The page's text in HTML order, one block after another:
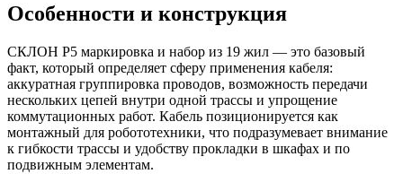
Особенности и конструкция
СКЛОН Р5 маркировка и набор из 19 жил — это базовый
факт, который определяет сферу применения кабеля:
аккуратная группировка проводов, возможность передачи
нескольких цепей внутри одной трассы и упрощение
коммутационных работ. Кабель позиционируется как
монтажный для робототехники, что подразумевает внимание
к гибкости трассы и удобству прокладки в шкафах и по
подвижным элементам.